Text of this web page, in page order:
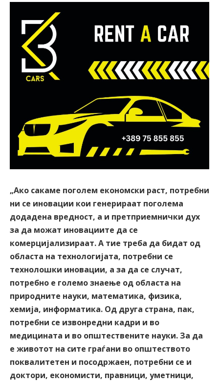
„Ако сакаме поголем економски раст, потребни
ни се иновации кои генерираат поголема
додадена вредност, а и претприемнички дух
за да можат иновациите да се
комерцијализираат. А тие треба да бидат од
областа на технологијата, потребни се
технолошки иновации, а за да се случат,
потребно е големо знаење од областа на
природните науки, математика, физика,
хемија, информатика. Од друга страна, пак,
потребни се извонредни кадри и во
медицината и во општествените науки. За да
е животот на сите граѓани во општеството
поквалитетен и посодржаен, потребни се и
доктори, економисти, правници, уметници,